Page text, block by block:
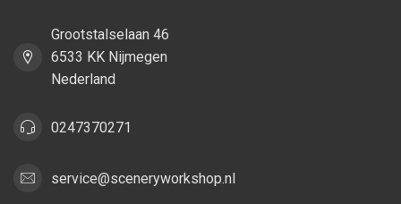
Grootstalselaan 46
6533 KK Nijmegen
Nederland
0247370271
service@sceneryworkshop.nl